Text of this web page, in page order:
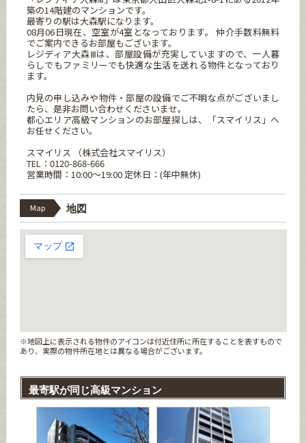
築の14階建のマンションです。
最寄りの駅は大森駅になります。
08月06日現在、空室が4室となっております。 仲介手数料無料
でご案内できるお部屋もございます。
レジディア大森Ⅲは、部屋設備が充実していますので、一人暮
らしでもファミリーでも快適な生活を送れる物件となっており
ます。
内見の申し込みや物件・部屋の設備でご不明な点がございまし
たら、是非お問い合わせくださいませ。
都心エリア高級マンションのお部屋探しは、「スマイリス」へ
お任せください。
スマイリス （株式会社スマイリス）
TEL：0120-868-666
営業時間：10:00～19:00 定休日：(年中無休)
Map 地図
※地図上に表示される物件のアイコンは付近住所に所在することを表すもので
あり、実際の物件所在地とは異なる場合がございます。
最寄駅が同じ高級マンション